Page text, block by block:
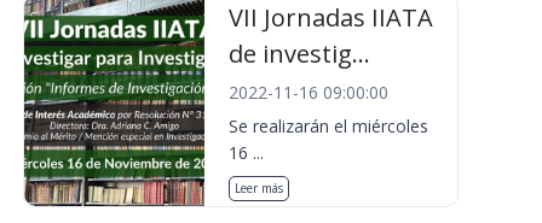
VII Jornadas IIATA
de investig...
2022-11-16 09:00:00
Se realizarán el miércoles
16 ...
Leer más